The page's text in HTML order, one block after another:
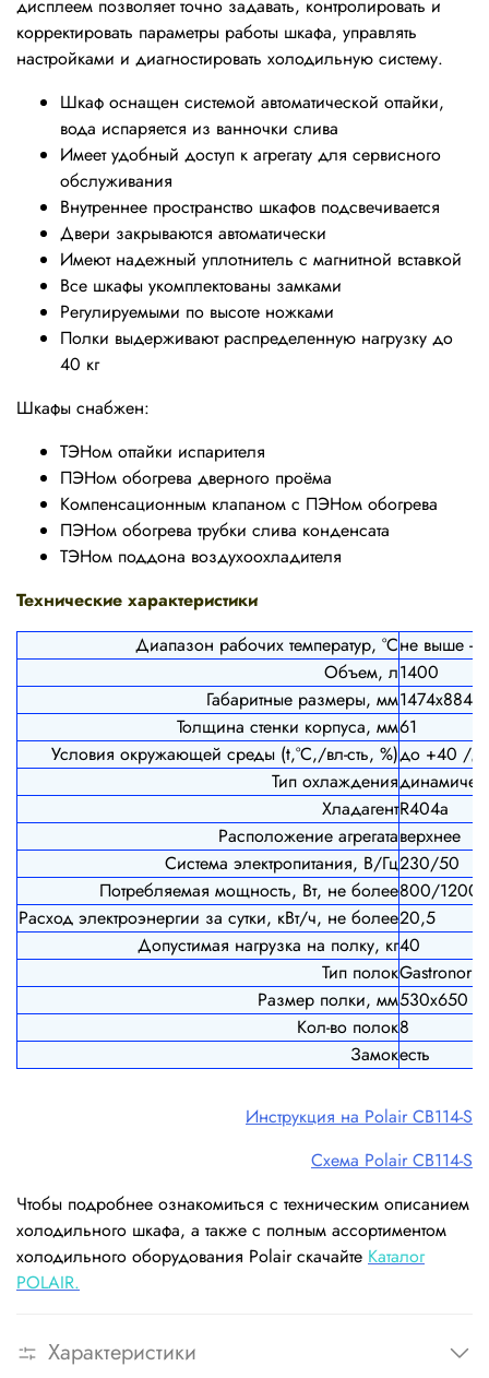
дисплеем позволяет точно задавать, контролировать и
корректировать параметры работы шкафа, управлять
настройками и диагностировать холодильную систему.
Шкаф оснащен системой автоматической оттайки,
вода испаряется из ванночки слива
Имеет удобный доступ к агрегату для сервисного
обслуживания
Внутреннее пространство шкафов подсвечивается
Двери закрываются автоматически
Имеют надежный уплотнитель с магнитной вставкой
Все шкафы укомплектованы замками
Регулируемыми по высоте ножками
Полки выдерживают распределенную нагрузку до
40 кг
Шкафы снабжен:
ТЭНом оттайки испарителя
ПЭНом обогрева дверного проёма
Компенсационным клапаном с ПЭНом обогрева
ПЭНом обогрева трубки слива конденсата
ТЭНом поддона воздухоохладителя
Технические характеристики
Диапазон рабочих температур, °Cне выше -18
Объем, л1400
Габаритные размеры, мм1474
Толщина стенки корпуса, мм61
Условия окружающей среды (t,°C,/вл-сть, %)до +40 /
Тип охлаждения
ХладагентR404a
Расположение агрегатаверхнее
Система электропитания, В/Гц230/50
Потребляемая мощность, Вт, не более800/1200
Расход электроэнергии за сутки, кВт/ч, не более20,5
Допустимая нагрузка на полку, кг40
Тип полок
Размер полки, мм530х650
Кол-во полок8
Замокесть
Инструкция на Polair СB114-S
Схема Polair СB114-S
Чтобы подробнее ознакомиться с техническим описанием
холодильного шкафа, а также с полным ассортиментом
холодильного оборудования Polair скачайте Каталог
POLAIR.
Характеристики